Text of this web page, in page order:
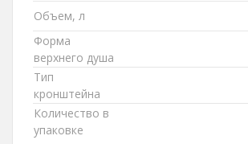
Объем, л
Форма
верхнего душа
Тип
кронштейна
Количество в
упаковке